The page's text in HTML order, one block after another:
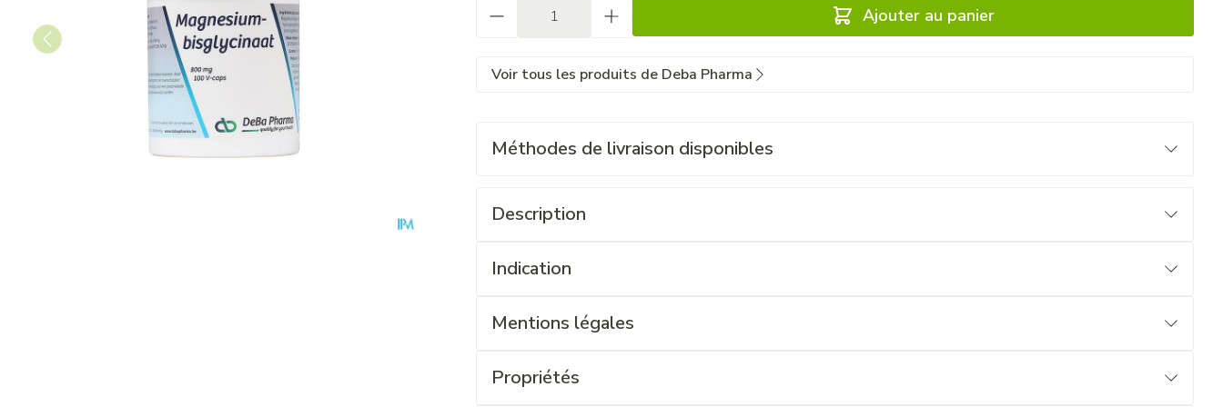
Ajouter au panier
Voir tous les produits de Deba Pharma
Méthodes de livraison disponibles
Description
Indication
Mentions légales
Propriétés